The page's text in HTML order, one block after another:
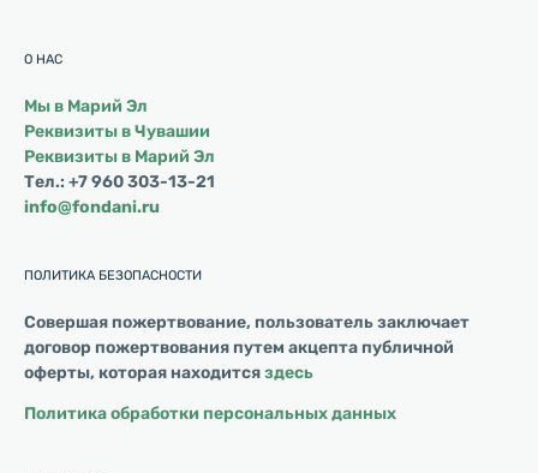
О НАС
Мы в Марий Эл
Реквизиты в Чувашии
Реквизиты в Марий Эл
Тел.: +7 960 303-13-21
info@fondani.ru
ПОЛИТИКА БЕЗОПАСНОСТИ
Совершая пожертвование, пользователь заключает
договор пожертвования путем акцепта публичной
оферты, которая находитсяздесь
Политика обработки персональных данных